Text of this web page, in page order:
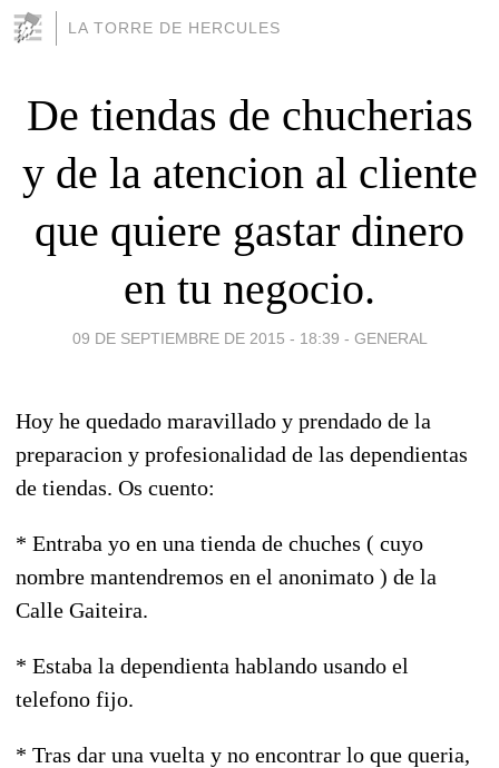
LA TORRE DE HERCULES
De tiendas de chucherias
y de la atencion al cliente
que quiere gastar dinero
en tu negocio.
09 DE SEPTIEMBRE DE 2015 - 18:39 - GENERAL
Hoy he quedado maravillado y prendado de la
preparacion y profesionalidad de las dependientas
de tiendas. Os cuento:
* Entraba yo en una tienda de chuches ( cuyo
nombre mantendremos en el anonimato ) de la
Calle Gaiteira.
* Estaba la dependienta hablando usando el
telefono fijo.
* Tras dar una vuelta y no encontrar lo que queria,